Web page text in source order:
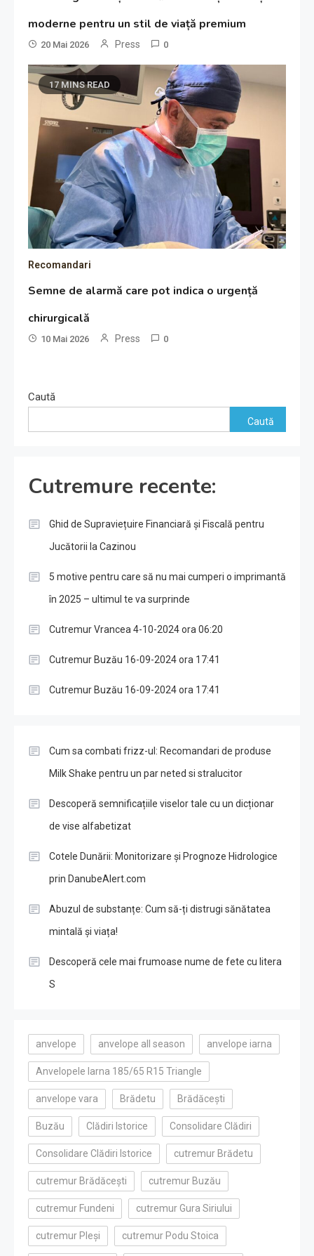
moderne pentru un stil de viață premium
20 Mai 2026 Press 0
17 MINS READ
Recomandari
Semne de alarmă care pot indica o urgență
chirurgicală
10 Mai 2026 Press 0
Caută
Caută
Cutremure recente:
Ghid de Supraviețuire Financiară și Fiscală pentru
Jucătorii la Cazinou
5 motive pentru care să nu mai cumperi o imprimantă
în 2025 – ultimul te va surprinde
Cutremur Vrancea 4-10-2024 ora 06:20
Cutremur Buzău 16-09-2024 ora 17:41
Cutremur Buzău 16-09-2024 ora 17:41
Cum sa combati frizz-ul: Recomandari de produse
Milk Shake pentru un par neted si stralucitor
Descoperă semnificațiile viselor tale cu un dicționar
de vise alfabetizat
Cotele Dunării: Monitorizare și Prognoze Hidrologice
prin DanubeAlert.com
Abuzul de substanțe: Cum să-ți distrugi sănătatea
mintală și viața!
Descoperă cele mai frumoase nume de fete cu litera
S
anvelope anvelope all season anvelope iarna
Anvelopele Iarna 185/65 R15 Triangle
anvelope vara Brădetu Brădăcești
Buzău Clădiri Istorice Consolidare Clădiri
Consolidare Clădiri Istorice cutremur Brădetu
cutremur Brădăcești cutremur Buzău
cutremur Fundeni cutremur Gura Siriului
cutremur Pleși cutremur Podu Stoica